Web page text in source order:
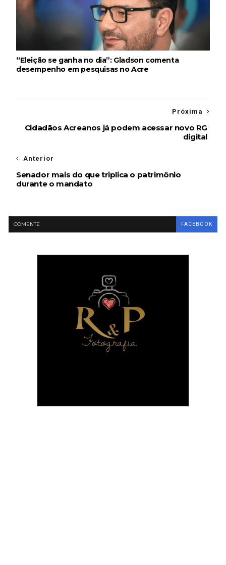
“Eleição se ganha no dia”: Gladson comenta
desempenho em pesquisas no Acre
Próxima
Cidadãos Acreanos já podem acessar novo RG
digital
Anterior
Senador mais do que triplica o patrimônio
durante o mandato
COMENTE FACEBOOK